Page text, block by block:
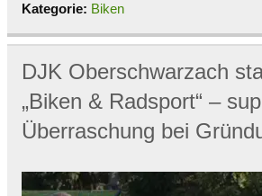
Kategorie: Biken
DJK Oberschwarzach
„Biken & Radsport“ –
Überraschung bei